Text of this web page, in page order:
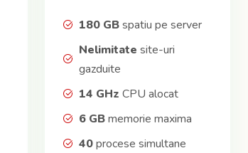
180 GBspatiu pe server
Nelimitate site-uri
gazduite
14 GHz CPU alocat
6 GBmemorie maxima
40procese simultane